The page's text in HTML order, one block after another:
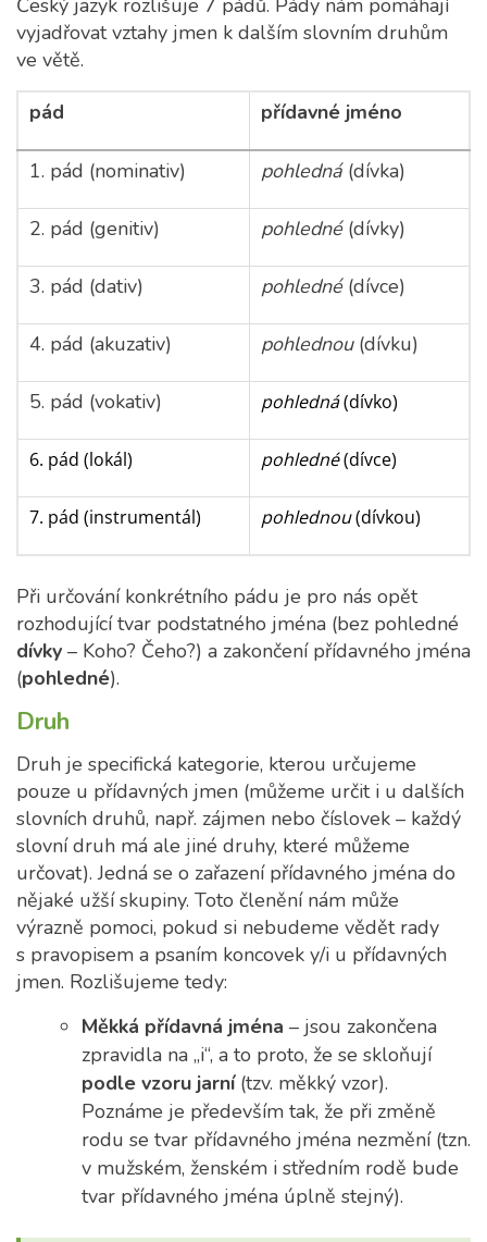
Český jazyk rozlišuje 7 pádů. Pády nám pomáhají
vyjadřovat vztahy jmen k dalším slovním druhům
ve větě.
pád
přídavné jméno
1. pád (nominativ) pohledná(dívka)
2. pád (genitiv) pohledné (dívky)
3. pád (dativ) pohledné(dívce)
4. pád (akuzativ) pohlednou(dívku)
5. pád (vokativ) pohledná(dívko)
6. pád (lokál) pohledné(dívce)
7. pád (instrumentál) pohlednou(dívkou)
Při určování konkrétního pádu je pro nás opět
rozhodující tvar podstatného jména (bez pohledné
dívky – Koho? Čeho?) a zakončení přídavného jména
(pohledné).
Druh
Druh je specifická kategorie, kterou určujeme
pouze u přídavných jmen (můžeme určit i u dalších
slovních druhů, např. zájmen nebo číslovek – každý
slovní druh má ale jiné druhy, které můžeme
určovat). Jedná se o zařazení přídavného jména do
nějaké užší skupiny. Toto členění nám může
výrazně pomoci, pokud si nebudeme vědět rady
s pravopisem a psaním koncovek y/i u přídavných
jmen. Rozlišujeme tedy:
Měkká přídavná jména – jsou zakončena
zpravidla na „i“, a to proto, že se skloňují
podle vzoru jarní(tzv. měkký vzor).
Poznáme je především tak, že při změně
rodu se tvar přídavného jména nezmění (tzn.
v mužském, ženském i středním rodě bude
tvar přídavného jména úplně stejný).